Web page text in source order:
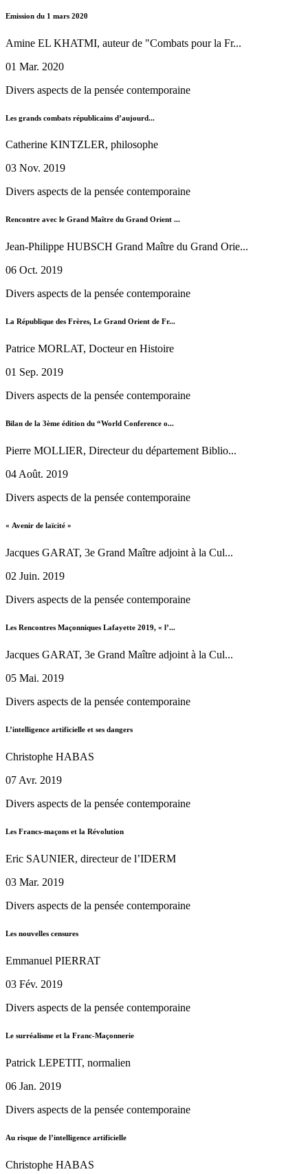
Emission du 1 mars 2020
Amine EL KHATMI, auteur de "Combats pour la Fr...
01 Mar. 2020
Divers aspects de la pensée contemporaine
Les grands combats républicains d’aujourd...
Catherine KINTZLER, philosophe
03 Nov. 2019
Divers aspects de la pensée contemporaine
Rencontre avec le Grand Maître du Grand Orient ...
Jean-Philippe HUBSCH Grand Maître du Grand Orie...
06 Oct. 2019
Divers aspects de la pensée contemporaine
La République des Frères, Le Grand Orient de Fr...
Patrice MORLAT, Docteur en Histoire
01 Sep. 2019
Divers aspects de la pensée contemporaine
Bilan de la 3ème édition du “World Conference o...
Pierre MOLLIER, Directeur du département Biblio...
04 Août. 2019
Divers aspects de la pensée contemporaine
« Avenir de laïcité »
Jacques GARAT, 3e Grand Maître adjoint à la Cul...
02 Juin. 2019
Divers aspects de la pensée contemporaine
Les Rencontres Maçonniques Lafayette 2019, « l’...
Jacques GARAT, 3e Grand Maître adjoint à la Cul...
05 Mai. 2019
Divers aspects de la pensée contemporaine
L’intelligence artificielle et ses dangers
Christophe HABAS
07 Avr. 2019
Divers aspects de la pensée contemporaine
Les Francs-maçons et la Révolution
Eric SAUNIER, directeur de l’IDERM
03 Mar. 2019
Divers aspects de la pensée contemporaine
Les nouvelles censures
Emmanuel PIERRAT
03 Fév. 2019
Divers aspects de la pensée contemporaine
Le surréalisme et la Franc-Maçonnerie
Patrick LEPETIT, normalien
06 Jan. 2019
Divers aspects de la pensée contemporaine
Au risque de l’intelligence artificielle
Christophe HABAS